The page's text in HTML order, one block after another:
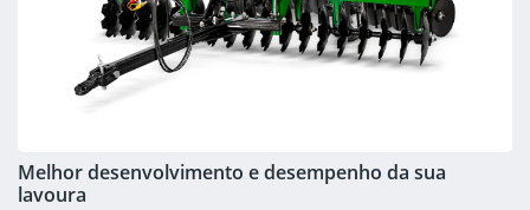
Melhor desenvolvimento e desempenho da sua
lavoura